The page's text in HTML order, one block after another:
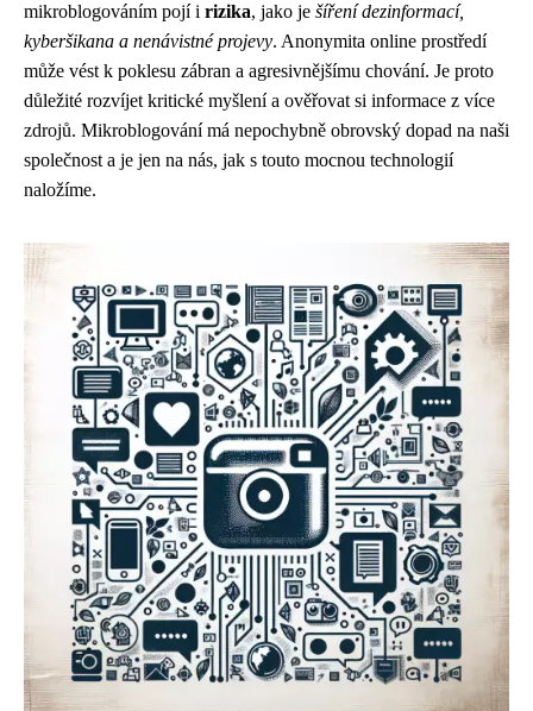
mikroblogováním pojí i rizika, jako je šíření dezinformací,
kyberšikana a nenávistné projevy. Anonymita online prostředí
může vést k poklesu zábran a agresivnějšímu chování. Je proto
důležité rozvíjet kritické myšlení a ověřovat si informace z více
zdrojů. Mikroblogování má nepochybně obrovský dopad na naši
společnost a je jen na nás, jak s touto mocnou technologií
naložíme.